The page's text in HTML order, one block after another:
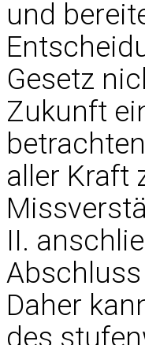
und
Gesetz
Zukunft
aller Kraft
II.
Daher
des